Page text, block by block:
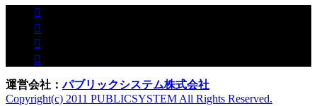
運営会社：パブリックシステム株式会社
Copyright(c) 2011 PUBLICSYSTEM All Rights Reserved.